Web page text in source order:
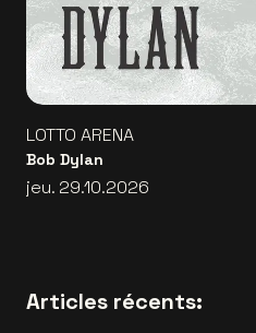
LOTTO ARENA
Bob Dylan
jeu. 29.10.2026
Articles récents: